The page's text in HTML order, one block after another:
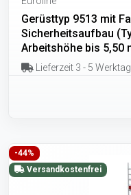
Gerüsttyp 9513 mit
Sicherheitsaufbau
Arbeitshöhe bis 5,50
Lieferzeit 3 - 5
-44%
Versandkostenfrei